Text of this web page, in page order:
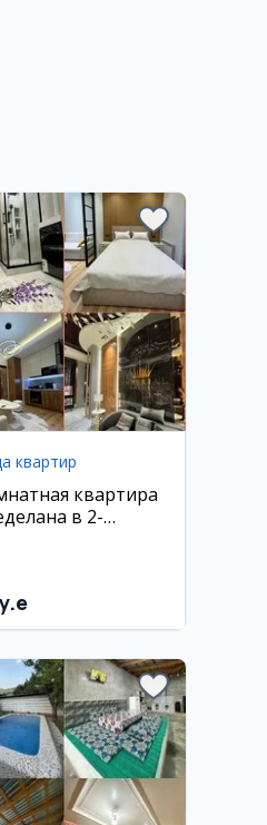
квартир
квартира
в 2-